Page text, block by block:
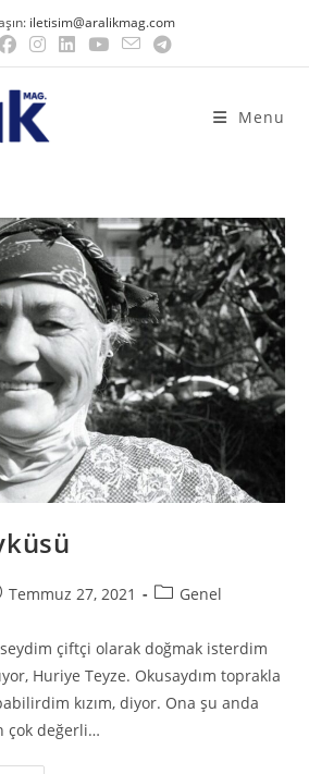
iletisim@aralikmag.com
Menu
Temmuz 27, 2021 Genel
çiftçi olarak doğmak isterdim
Huriye Teyze. Okusaydım toprakla
kızım, diyor. Ona şu anda
çok değerli…